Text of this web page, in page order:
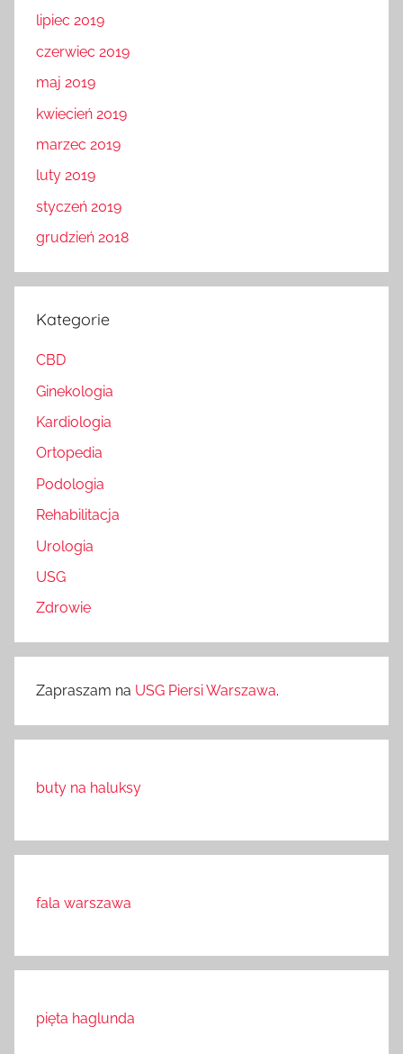
lipiec 2019
czerwiec 2019
maj 2019
kwiecień 2019
marzec 2019
luty 2019
styczeń 2019
grudzień 2018
Kategorie
CBD
Ginekologia
Kardiologia
Ortopedia
Podologia
Rehabilitacja
Urologia
USG
Zdrowie
Zapraszam na USG Piersi Warszawa.
buty na haluksy
fala warszawa
pięta haglunda